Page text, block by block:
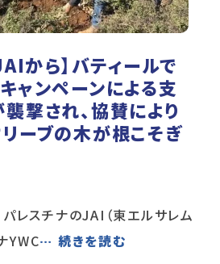
から】バティールで
ャンペーンによる支
撃され、協賛により
ーブの木が根こそぎ
レスチナのJAI（東エルサレム
YWC… 続きを読む